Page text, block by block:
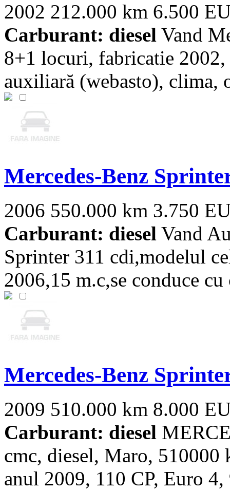
2002 212.000 km 6.500
Carburant: diesel Vand
8+1 locuri, fabricatie
auxiliară (webasto), clima,
Mercedes-Benz
2006 550.000 km 3.750
Carburant: diesel Vand
Sprinter 311 cdi,modelul
2006,15 m.c,se conduce
Mercedes-Benz
2009 510.000 km 8.000
Carburant: diesel
cmc, diesel, Maro,
anul 2009, 110 CP, Euro